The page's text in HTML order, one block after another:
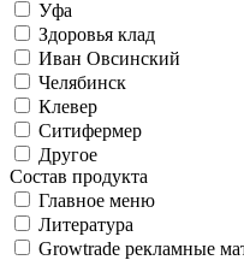
Уфа
Здоровья клад
Иван Овсинский
Челябинск
Клевер
Ситифермер
Другое
Состав продукта
Главное меню
Литература
Growtrade рекламные